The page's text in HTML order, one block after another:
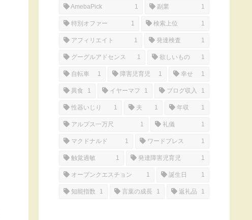
AmebaPick 1 副業 1
特別オファー 1 検索上位 1
アフィリエイト 1 発達検査 1
グーグルアドセンス 1 欲しいもの 1
自転車 1 障害児育児 1 幸せ 1
異食 1 イヤーマフ 1 ブログ収入 1
性器いじり 1 夫 1 年収 1
アルプス一万尺 1 礼儀 1
マクドナルド 1 ワードプレス 1
触覚過敏 1 発達障害児育児 1
オープンクエスチョン 1 誕生日 1
知能指数 1 言葉の成長 1 返礼品 1